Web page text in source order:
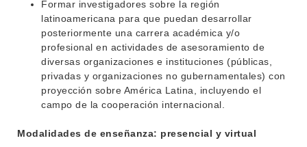
Formar investigadores sobre la región
latinoamericana para que puedan desarrollar
posteriormente una carrera académica y/o
profesional en actividades de asesoramiento de
diversas organizaciones e instituciones (públicas,
privadas y organizaciones no gubernamentales) con
proyección sobre América Latina, incluyendo el
campo de la cooperación internacional.
Modalidades de enseñanza: presencial y virtual